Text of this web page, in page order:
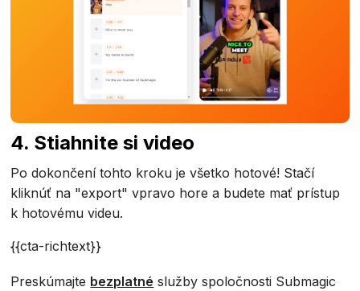
4. Stiahnite si video
Po dokončení tohto kroku je všetko hotové! Stačí
kliknúť na "export" vpravo hore a budete mať prístup
k hotovému videu.
{{cta-richtext}}
Preskúmajte bezplatné služby spoločnosti Submagic